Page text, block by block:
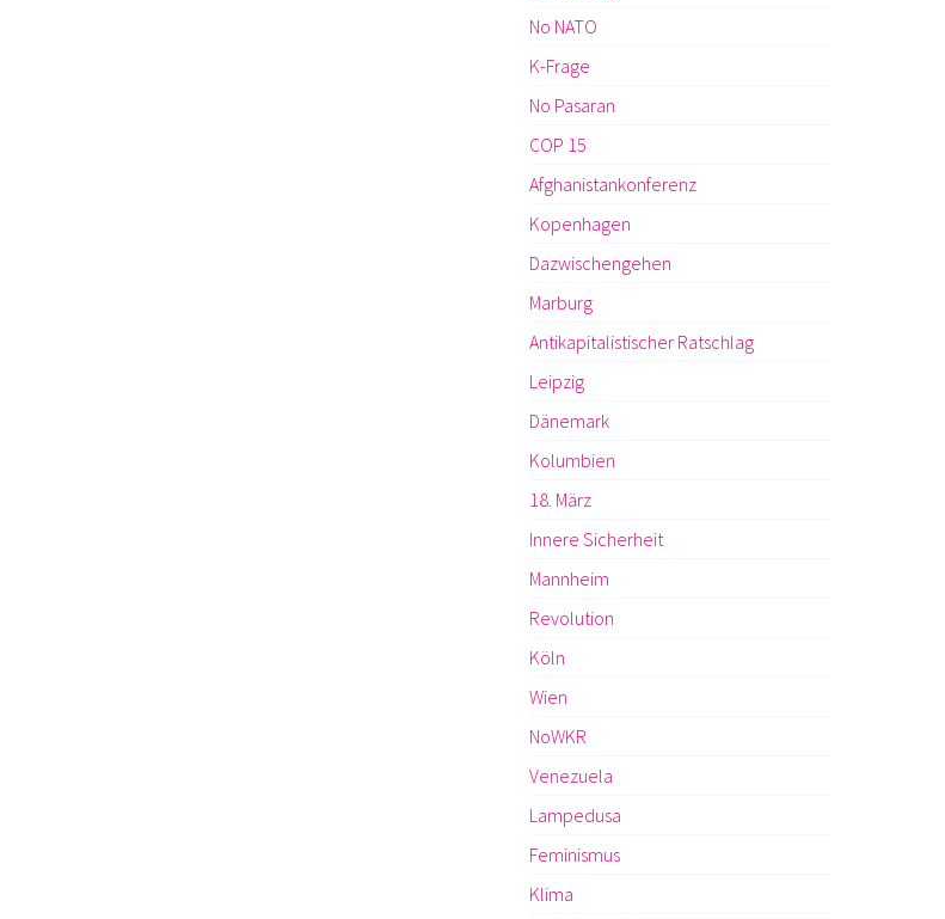
No NATO
K-Frage
No Pasaran
COP 15
Afghanistankonferenz
Kopenhagen
Dazwischengehen
Marburg
Antikapitalistischer Ratschlag
Leipzig
Dänemark
Kolumbien
18. März
Innere Sicherheit
Mannheim
Revolution
Köln
Wien
NoWKR
Venezuela
Lampedusa
Feminismus
Klima